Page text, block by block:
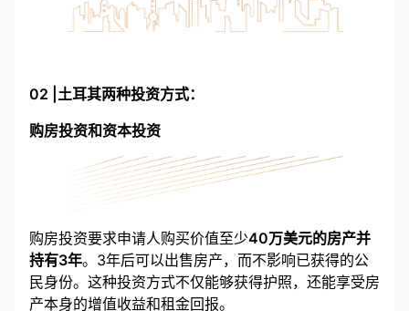
购房投资要求申请人购买价值至少40万美元的房产并
持有3年
。3年后可以出售房产，而不影响已获得的公
民身份。这种投资方式不仅能够获得护照，还能享受房